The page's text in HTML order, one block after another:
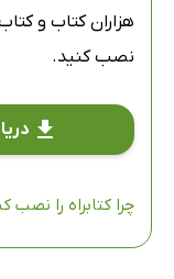
هزاران کتاب و
نصب کنید.
چرا کتابراه را نصب